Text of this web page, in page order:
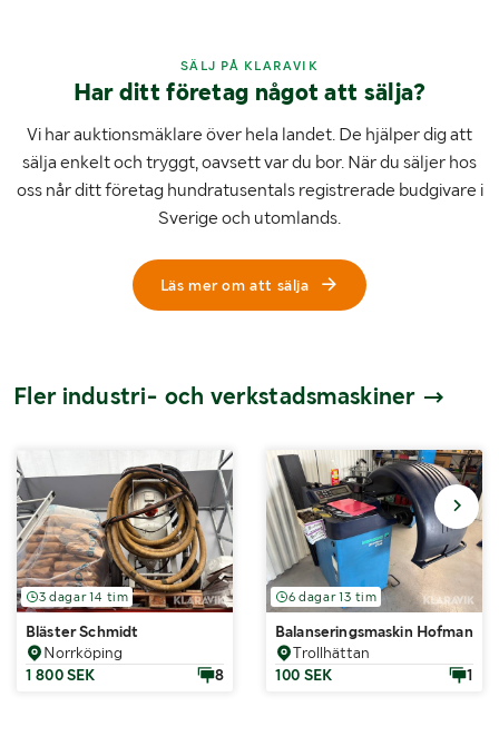
SÄLJ PÅ KLARAVIK
Har ditt företag något att sälja?
Vi har auktionsmäklare över hela landet. De hjälper dig att
sälja enkelt och tryggt, oavsett var du bor. När du säljer hos
oss når ditt företag hundratusentals registrerade budgivare i
Sverige och utomlands.
Läs mer om att sälja
Fler industri- och verkstadsmaskiner
3 dagar 14 tim
Bläster Schmidt
Norrköping
1 800 SEK
8
6 dagar 13 tim
Balanseringsmaskin Hofmann
Trollhättan
100 SEK
1